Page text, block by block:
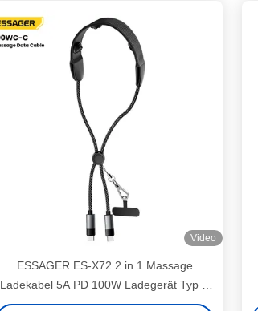
Video
ESSAGER ES-X72 2 in 1 Massage
Ladekabel 5A PD 100W Ladegerät Typ C
bis Typ C